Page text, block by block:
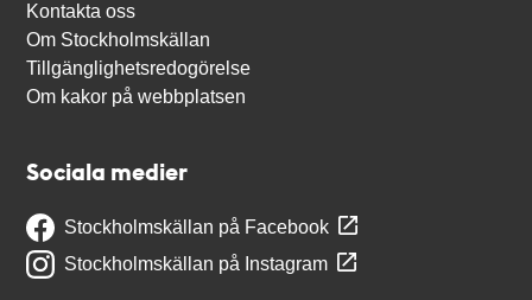
Kontakta oss
Om Stockholmskällan
Tillgänglighetsredogörelse
Om kakor på webbplatsen
Sociala medier
Stockholmskällan på Facebook
Stockholmskällan på Instagram